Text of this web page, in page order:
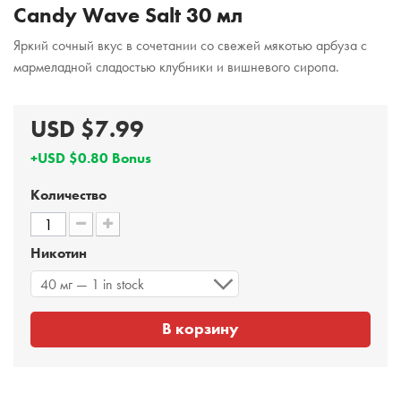
Candy Wave Salt 30 мл
Яркий сочный вкус в сочетании со свежей мякотью арбуза с
мармеладной сладостью клубники и вишневого сиропа.
USD $7.99
+USD $0.80 Bonus
Количество
Никотин
40 мг — 1 in stock
В корзину